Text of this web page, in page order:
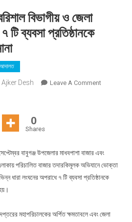
বিভাগীয় ও জেলা
টি ব্যবসা প্রতিষ্ঠানকে
Ajker Desh Leave A CommentOn
জেলা
কার্যালয়ের
প্রতিষ্ঠানকে
0
Shares
বাবুগঞ্জ উপজেলার মাধবপাশা বাজার এবং
পরিচালিত বাজার তদারকিমূলক অভিযানে ভোক্তা
ধারা লংঘনের অপরাধে ৭ টি ব্যবসা প্রতিষ্ঠানকে
মহাপরিচালকের অর্পিত ক্ষমতাবলে এবং জেলা